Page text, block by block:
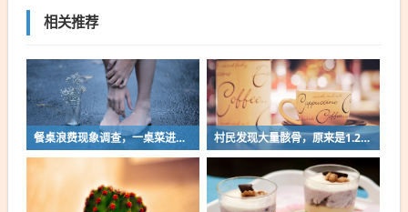
相关推荐
餐桌浪费现象调查，一桌菜进泔水桶背后的探店乱象亟待整治 村民发现大量骸骨，原来是1.2万名英烈的长眠之地